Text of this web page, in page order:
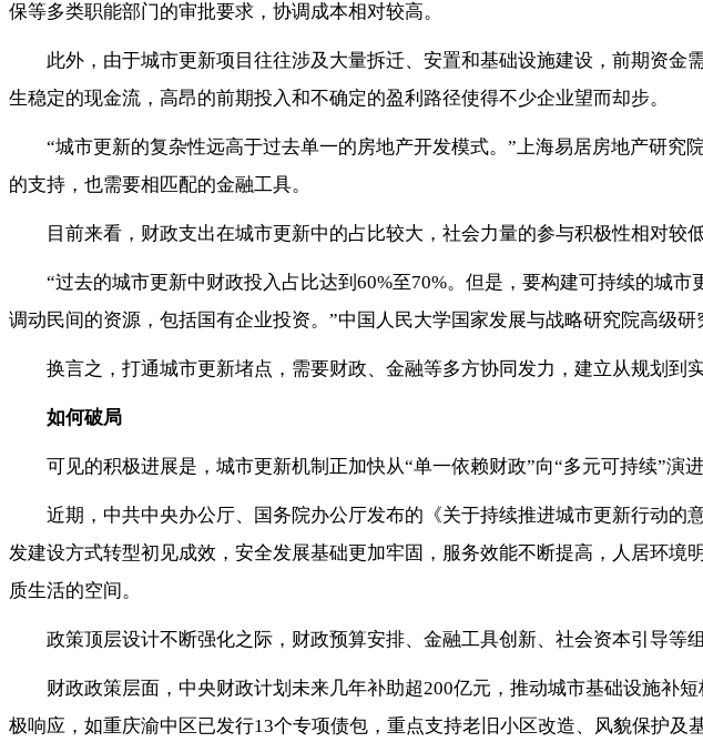
保等多类职能部门的审批要求，协调成本相对较高。
此外，由于城市更新项目往往涉及大量拆迁、安置和基础设施建设，前期资
生稳定的现金流，高昂的前期投入和不确定的盈利路径使得不少企业望而却步。
“城市更新的复杂性远高于过去单一的房地产开发模式。”上海易居房地产研
的支持，也需要相匹配的金融工具。
目前来看，财政支出在城市更新中的占比较大，社会力量的参与积极性相对较
“过去的城市更新中财政投入占比达到60%至70%。但是，要构建可持续的城
调动民间的资源，包括国有企业投资。”中国人民大学国家发展与战略研究院高级研
换言之，打通城市更新堵点，需要财政、金融等多方协同发力，建立从规划到
如何破局
可见的积极进展是，城市更新机制正加快从“单一依赖财政”向“多元可持续”演进
近期，中共中央办公厅、国务院办公厅发布的《关于持续推进城市更新行动
发建设方式转型初见成效，安全发展基础更加牢固，服务效能不断提高，人居环
质生活的空间。
政策顶层设计不断强化之际，财政预算安排、金融工具创新、社会资本引导等
财政政策层面，中央财政计划未来几年补助超200亿元，推动城市基础设施补
极响应，如重庆渝中区已发行13个专项债包，重点支持老旧小区改造、风貌保护及